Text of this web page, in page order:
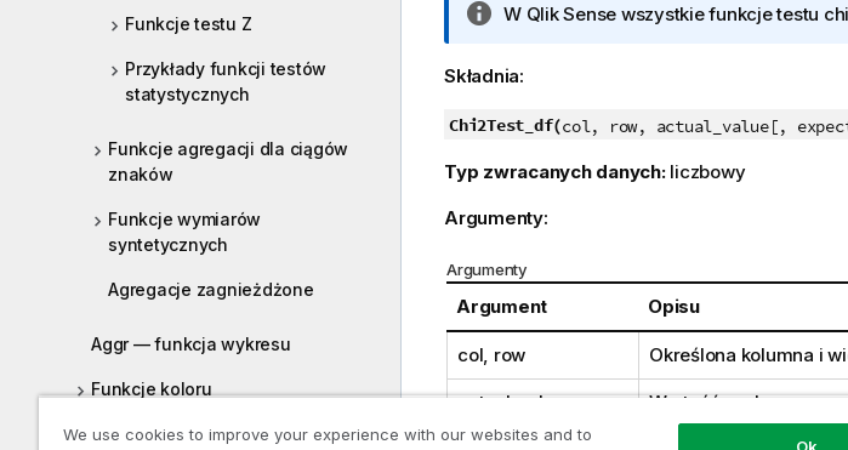
Funkcje testu Z
Przykłady funkcji testów
statystycznych
Funkcje agregacji dla ciągów
znaków
Funkcje wymiarów
syntetycznych
Agregacje zagnieżdżone
Aggr — funkcja wykresu
Funkcje koloru
Funkcje warunkowe
I
f
r
a
j
W Qlik Sense wszystkie funkcje testu chi
Składnia:
Chi2Test_df(col, row, actual_value[,
Typ zwracanych danych: liczbowy
Argumenty:
Argumenty
Argument Opisu
col, row Określona kolumna i
actual_value Wartość
We use cookies to improve your experience with our websites and to